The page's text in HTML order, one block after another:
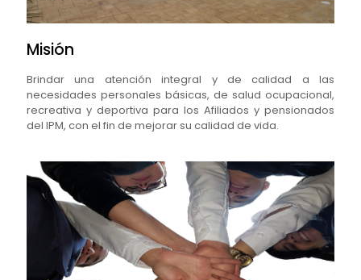
Misión
Brindar una atención integral y de calidad a las
necesidades personales básicas, de salud ocupacional,
recreativa y deportiva para los Afiliados y pensionados
del IPM, con el fin de mejorar su calidad de vida.